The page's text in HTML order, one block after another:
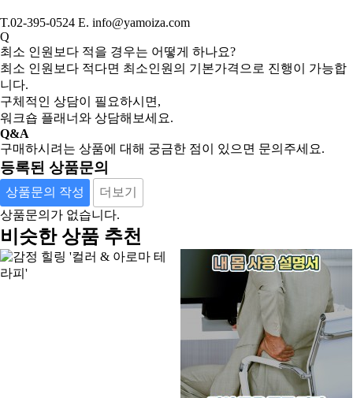
T.02-395-0524 E. info@yamoiza.com
Q
최소 인원보다 적을 경우는 어떻게 하나요?
최소 인원보다 적다면 최소인원의 기본가격으로 진행이 가능합
니다.
구체적인 상담이 필요하시면,
워크숍 플래너와 상담해보세요.
Q&A
구매하시려는 상품에 대해 궁금한 점이 있으면 문의주세요.
등록된 상품문의
상품문의 작성
더보기
상품문의가 없습니다.
비슷한 상품 추천